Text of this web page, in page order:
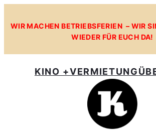
WIR MACHEN BETRIEBSFERIEN – WIR
WIEDER FÜR EUCH DA!
KINO +VERMIETUNG